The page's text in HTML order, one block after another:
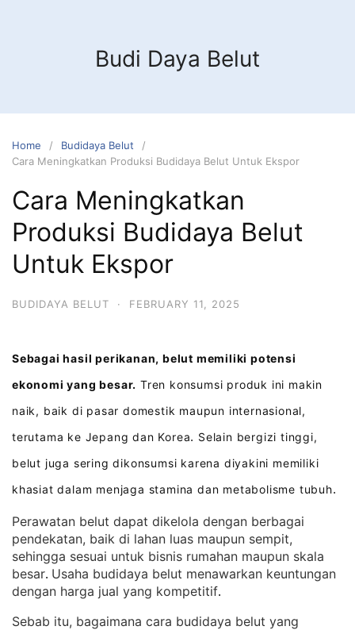
Budi Daya Belut
Home
Budidaya Belut
Cara Meningkatkan Produksi Budidaya Belut Untuk Ekspor
Cara Meningkatkan
Produksi Budidaya Belut
Untuk Ekspor
BUDIDAYA BELUT · FEBRUARY 11, 2025
Sebagai hasil perikanan, belut memiliki potensi
ekonomi yang besar. Tren konsumsi produk ini makin
naik, baik di pasar domestik maupun internasional,
terutama ke Jepang dan Korea. Selain bergizi tinggi,
belut juga sering dikonsumsi karena diyakini memiliki
khasiat dalam menjaga stamina dan metabolisme tubuh.
Perawatan belut dapat dikelola dengan berbagai
pendekatan, baik di lahan luas maupun sempit,
sehingga sesuai untuk bisnis rumahan maupun skala
besar. Usaha budidaya belut menawarkan keuntungan
dengan harga jual yang kompetitif.
Sebab itu, bagaimana cara budidaya belut yang